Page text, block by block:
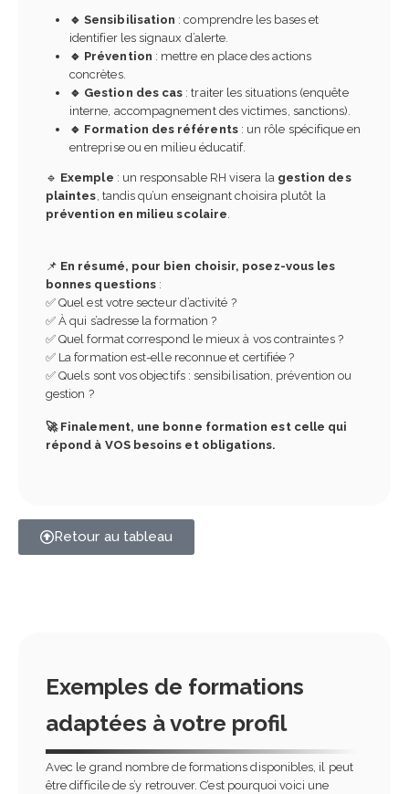
🔹 Sensibilisation : comprendre les bases et
identifier les signaux d’alerte.
🔹 Prévention : mettre en place des actions
concrètes.
🔹 Gestion des cas : traiter les situations (enquête
interne, accompagnement des victimes, sanctions).
🔹 Formation des référents: un rôle spécifique en
entreprise ou en milieu éducatif.
🔹 Exemple : un responsable RH visera la gestion des
plaintes , tandis qu’un enseignant choisira plutôt la
prévention en milieu scolaire
📌 En résumé, pour bien choisir, posez-vous les
bonnes questions :
✅ Quel est votre secteur d’activité ?
✅ À qui s’adresse la formation ?
✅ Quel format correspond le mieux à vos contraintes ?
✅ La formation est-elle reconnue et certifiée ?
✅ Quels sont vos objectifs : sensibilisation, prévention ou
gestion ?
🚀 Finalement, une bonne formation est celle qui
répond à VOS besoins et obligations.
Retour au tableau
Exemples de formations
adaptées à votre profil
Avec le grand nombre de formations disponibles, il peut
être difficile de s’y retrouver. C’est pourquoi voici une